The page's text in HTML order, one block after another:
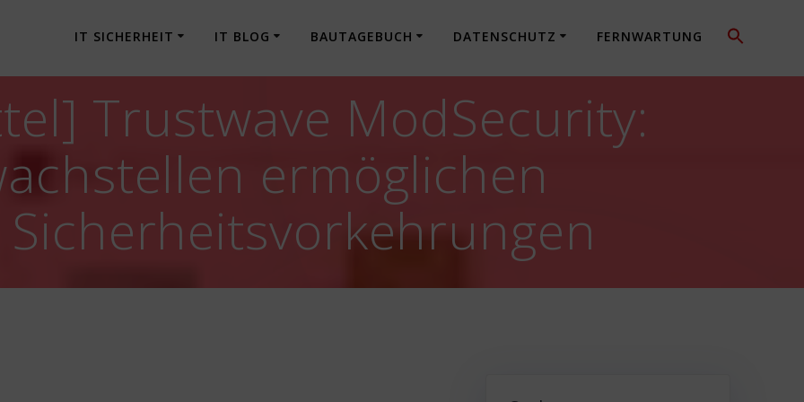
IT SICHERHEIT IT BLOG BAUTAGEBUCH DATENSCHUTZ FERNWARTUNG
Trustwave ModSecurity:
ermöglichen